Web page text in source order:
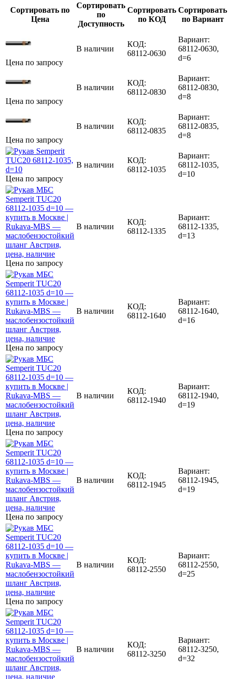
Сортировать по
Цена
Сортировать
по
Доступность
Сортировать
по КОД
Сортировать
по Вариант
Цена по запросу
В наличии
КОД:
68112-0630
Вариант:
68112-0630,
d=6
Цена по запросу
В наличии
КОД:
68112-0830
Вариант:
68112-0830,
d=8
Цена по запросу
В наличии
КОД:
68112-0835
Вариант:
68112-0835,
d=8
Цена по запросу
В наличии
КОД:
68112-1035
Вариант:
68112-1035,
d=10
Цена по запросу
В наличии
КОД:
68112-1335
Вариант:
68112-1335,
d=13
Цена по запросу
В наличии
КОД:
68112-1640
Вариант:
68112-1640,
d=16
Цена по запросу
В наличии
КОД:
68112-1940
Вариант:
68112-1940,
d=19
Цена по запросу
В наличии
КОД:
68112-1945
Вариант:
68112-1945,
d=19
Цена по запросу
В наличии
КОД:
68112-2550
Вариант:
68112-2550,
d=25
В наличии
КОД:
68112-3250
Вариант:
68112-3250,
d=32